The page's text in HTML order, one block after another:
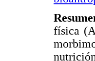
física